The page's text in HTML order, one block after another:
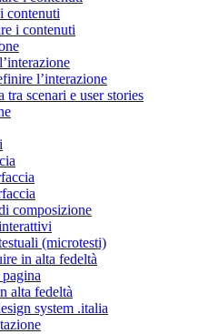
contenuti
i contenuti
l’interazione
tra scenari e user stories
composizione
(microtesti)
in alta fedeltà
alta fedeltà
system .italia